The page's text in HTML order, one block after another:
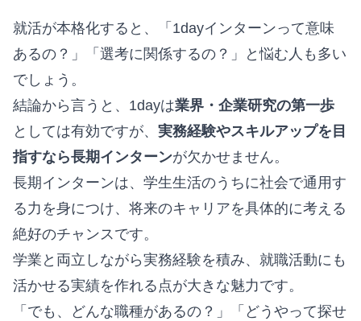
就活が本格化すると、「1dayインターンって意味
あるの？」「選考に関係するの？」と悩む人も多い
でしょう。
結論から言うと、1dayは業界・企業研究の第一歩
としては有効ですが、 実務経験やスキルアップを目
指すなら長期インターンが欠かせません。
長期インターンは、学生生活のうちに社会で通用す
る力を身につけ、将来のキャリアを具体的に考える
絶好のチャンスです。
学業と両立しながら実務経験を積み、就職活動にも
活かせる実績を作れる点が大きな魅力です。
「でも、どんな職種があるの？」「どうやって探せ